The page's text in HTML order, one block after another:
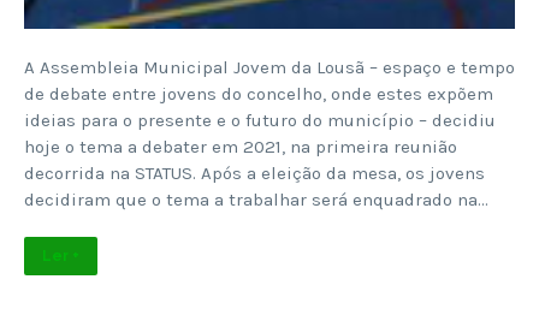
A Assembleia Municipal Jovem da Lousã – espaço e tempo
de debate entre jovens do concelho, onde estes expõem
ideias para o presente e o futuro do município – decidiu
hoje o tema a debater em 2021, na primeira reunião
decorrida na STATUS. Após a eleição da mesa, os jovens
decidiram que o tema a trabalhar será enquadrado na…
Ler +